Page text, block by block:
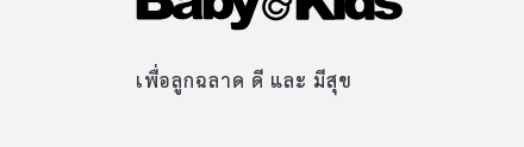
เพื่อลูกฉลาด ดี และ มีสุข